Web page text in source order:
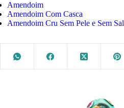
Amendoim
Amendoim Com Casca
Amendoim Cru Sem Pele e Sem Sal